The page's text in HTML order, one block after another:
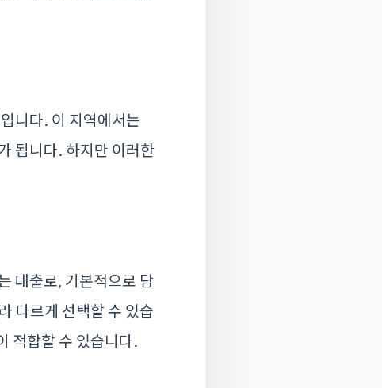
니다. 이 지역에서는
됩니다. 하지만 이러한
대출로, 기본적으로 담
다르게 선택할 수 있습
적합할 수 있습니다.